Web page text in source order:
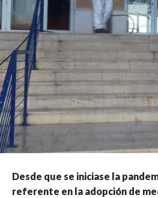
Desde que se iniciase la
referente en la adopción de